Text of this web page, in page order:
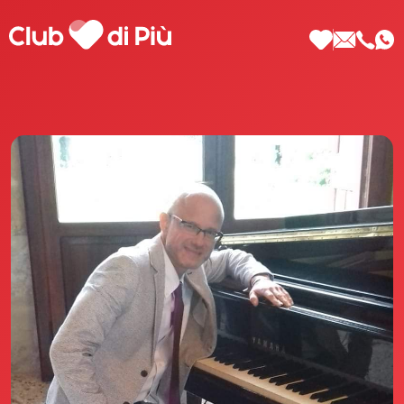
Scopri Club di Più
Le testimonianze Club di Più
La fondatrice Valeria Pilla
Annunci Donne
Agenzia matrimoniale Club di Più
Love Notebook